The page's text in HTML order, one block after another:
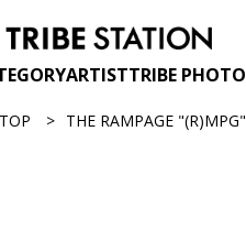
ARTISTTRIBE PHOTO
TOP THE RAMPAGE "(R)MPG"